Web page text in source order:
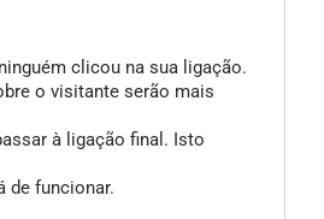
clicou na sua ligação.
o visitante serão mais
à ligação final. Isto
de funcionar.